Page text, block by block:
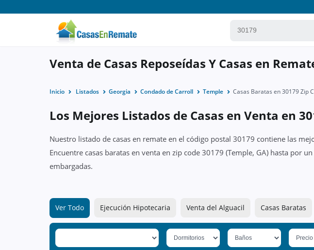
Venta de Casas Reposeídas Y Casas en
Inicio Listados Georgia Condado de Carroll Temple Casas Baratas en 30179 Zip
Los Mejores Listados de Casas en Venta en
Nuestro listado de casas en remate en el código postal 30179 contiene las
Encuentre casas baratas en venta en zip code 30179 (Temple, GA) hasta por
embargadas.
Ver Todo Ejecución Hipotecaria Venta del Alguacil Casas Baratas